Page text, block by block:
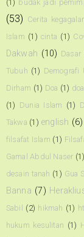
(1) budak jadi
(53) Cerita
Islam (1) cinta (1)
Dakwah (10) Dasar
Tubuh (1) Demografi
Dirham (1) Doa (1)
(1) Dunia Islam (1)
Takwa (1) english (6)
filsafat Islam (1)
Gamal Abdul Naser (1)
desain tanah (1) Gua
Banna (7)
Sabil
(2) hikmah (1)
hukum kesulitan (1)